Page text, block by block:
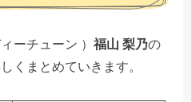
ーチューン ） 福山 梨乃の
くまとめていきます。